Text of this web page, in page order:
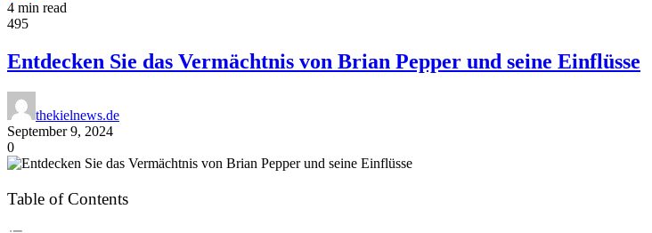
4 min read
495
Entdecken Sie das Vermächtnis von Brian Pepper und seine Einflüsse
thekielnews.de
September 9, 2024
0
Table of Contents